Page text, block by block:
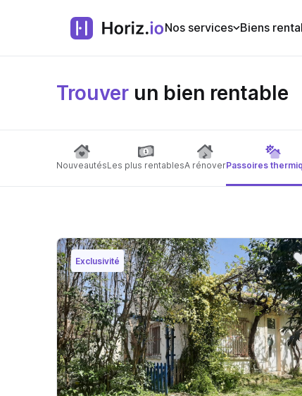
Nos services Biens
Trouver un bien rentable
NouveautésLes plus rentablesA rénoverPassoires
Exclusivité